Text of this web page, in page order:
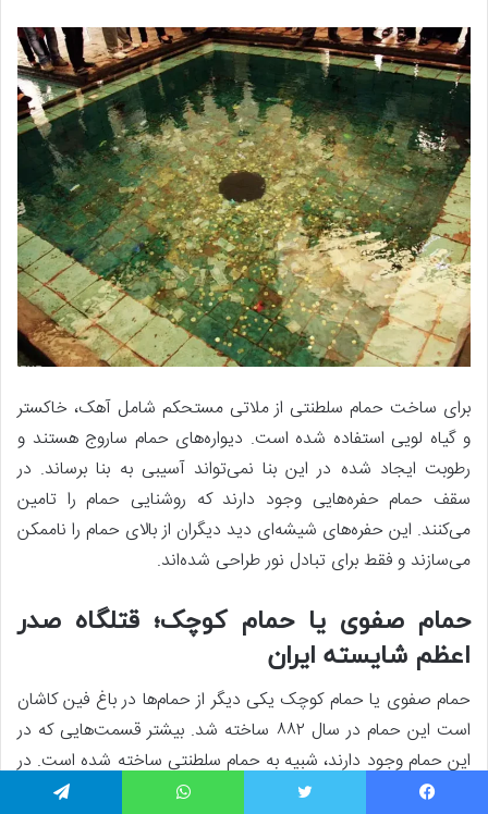
برای ساخت حمام سلطنتی از ملاتی مستحکم شامل آهک، خاکستر
و گیاه لویی استفاده شده است. دیواره‌های حمام ساروج هستند و
رطوبت ایجاد شده در این بنا نمی‌تواند آسیبی به بنا برساند. در
سقف حمام حفره‌هایی وجود دارند که روشنایی حمام را تامین
می‌کنند. این حفره‌های شیشه‌ای دید دیگران از بالای حمام را ناممکن
می‌سازند و فقط برای تبادل نور طراحی شده‌اند.
حمام صفوی یا حمام کوچک؛ قتلگاه صدر
اعظم شایسته ایران
حمام صفوی یا حمام کوچک یکی دیگر از حمام‌ها در باغ فین کاشان
است این حمام در سال ۸۸۲ ساخته شد. بیشتر قسمت‌هایی که در
این حمام وجود دارند، شبیه به حمام سلطنتی ساخته شده است. در
این حمام ۷ کاشی قدیمی وجود دارند که هر یک قدمتی به اندازه